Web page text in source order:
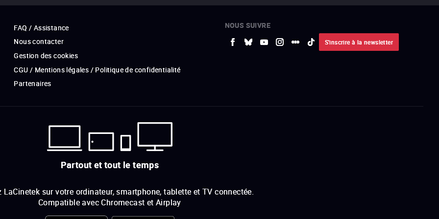
FAQ / Assistance
Nous contacter
Gestion des cookies
CGU / Mentions légales / Politique de confidentialité
Partenaires
NOUS SUIVRE
S'inscrire à la newsletter
Partout et tout le temps
LaCinetek sur votre ordinateur, smartphone, tablette et TV connectée.
Compatible avec Chromecast et Airplay